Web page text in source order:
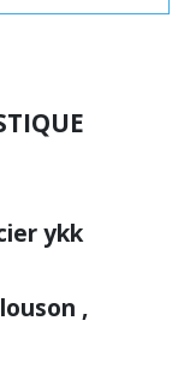
ykk
,